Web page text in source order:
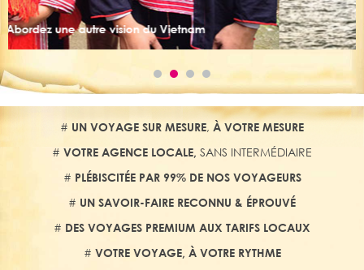
Vivez la magie de la baie d’Halong
# UN VOYAGE SUR MESURE, À VOTRE MESURE
# VOTRE AGENCE LOCALE, SANS INTERMÉDIAIRE
# PLÉBISCITÉE PAR 99% DE NOS VOYAGEURS
# UN SAVOIR-FAIRE RECONNU & ÉPROUVÉ
# DES VOYAGES PREMIUM AUX TARIFS LOCAUX
# VOTRE VOYAGE, À VOTRE RYTHME